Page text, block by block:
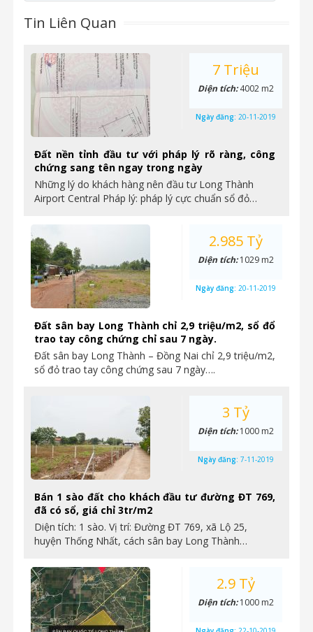
Tin Liên Quan
Đất nền tỉnh đầu tư với pháp lý rõ ràng, công
chứng sang tên ngay trong ngày
Những lý do khách hàng nên đầu tư Long Thành
Airport Central Pháp lý: pháp lý cực chuẩn sổ đỏ…
7 Triệu
Diện tích:4002 m2
Ngày đăng: 20-11-2019
Đất sân bay Long Thành chỉ 2,9 triệu/m2, sổ đổ
trao tay công chứng chỉ sau 7 ngày.
Đất sân bay Long Thành – Đồng Nai chỉ 2,9 triệu/m2,
sổ đỏ trao tay công chứng sau 7 ngày….
2.985 Tỷ
Diện tích:1029 m2
Ngày đăng: 20-11-2019
Bán 1 sào đất cho khách đầu tư đường ĐT 769,
đã có sổ, giá chỉ 3tr/m2
Diện tích: 1 sào. Vị trí: Đường ĐT 769, xã Lộ 25,
huyện Thống Nhất, cách sân bay Long Thành…
3 Tỷ
Diện tích:1000 m2
Ngày đăng: 7-11-2019
2.9 Tỷ
Diện tích:1000 m2